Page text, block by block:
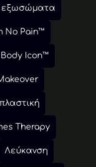
εξωσώματα
No Pain™
Body Icon™
Therapy
Λεύκανση